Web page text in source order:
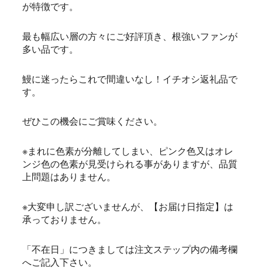
が特徴です。
最も幅広い層の方々にご好評頂き、根強いファンが
多い品です。
鰻に迷ったらこれで間違いなし！イチオシ返礼品で
す。
ぜひこの機会にご賞味ください。
※まれに色素が分離してしまい、ピンク色又はオレ
ンジ色の色素が見受けられる事がありますが、品質
上問題はありません。
※大変申し訳ございませんが、【お届け日指定】は
承っておりません。
「不在日」につきましては注文ステップ内の備考欄
へご記入下さい。